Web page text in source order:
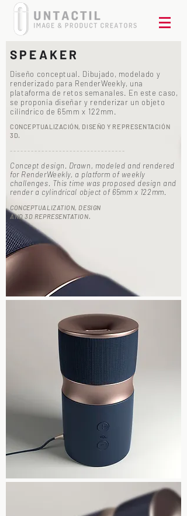
SPEAKER
Diseño conceptual. Dibujado, modelado y
renderizado para RenderWeekly, una
plataforma de retos semanales. En este caso,
se proponía diseñar y renderizar un objeto
cilíndrico de 65mm x 122mm.
CONCEPTUALIZACIÓN, DISEÑO Y REPRESENTACIÓN
3D.
- - - - - - - - - - - - - - - - - - - - - - - - - - - - - - - - -
Concept design. Drawn, modeled and rendered
for RenderWeekly, a platform of weekly
challenges. This time was proposed design and
render a cylindrical object of 65mm x 122mm.
CONCEPTUALIZATION, DESIGN
AND 3D REPRESENTATION.